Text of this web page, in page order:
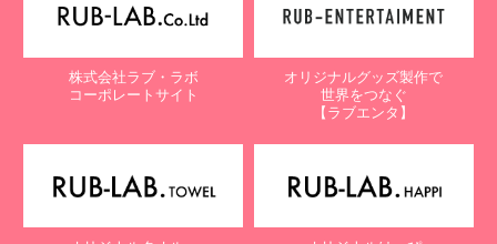
株式会社ラブ・ラボ
コーポレートサイト
オリジナルグッズ製作で
世界をつなぐ
【ラブエンタ】